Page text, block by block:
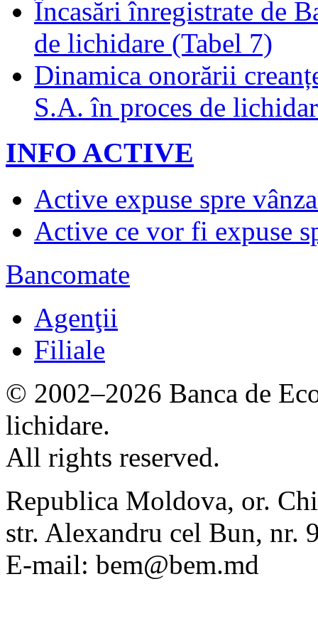
Încasări înregistrate de
de lichidare (Tabel 7)
Dinamica onorării
S.A. în proces de
INFO ACTIVE
Active expuse spre
Active ce vor fi expuse
Bancomate
Agenţii
Filiale
© 2002–2026 Banca de
lichidare.
All rights reserved.
Republica Moldova, or.
str. Alexandru cel Bun, nr.
E-mail: bem@bem.md